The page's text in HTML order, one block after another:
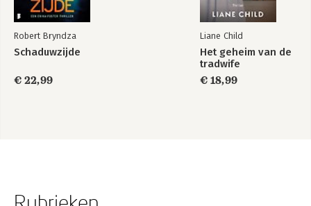
Robert Bryndza
Schaduwzijde
€ 22,99
Liane Child
Het geheim van de
tradwife
€ 18,99